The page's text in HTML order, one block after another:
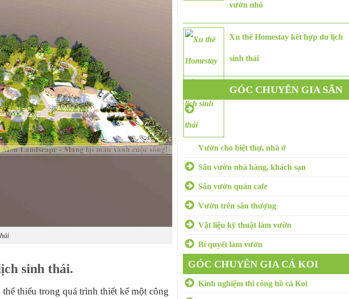
sinh thái.
thiếu trong quá trình thiết kế một công
vườn nhỏ
Xu thế Homestay kết hợp du lịch
sinh thái
GÓC CHUYÊN GIA SÂN
Vườn cho biệt thự, nhà ở
Sân vườn nhà hàng, khách sạn
Sân vườn quán cafe
Vườn trên sân thượng
Vật liệu kỹ thuật làm vườn
Bí quyết làm vườn
GÓC CHUYÊN GIA CÁ KOI
Kinh nghiệm thi công hồ cá Koi